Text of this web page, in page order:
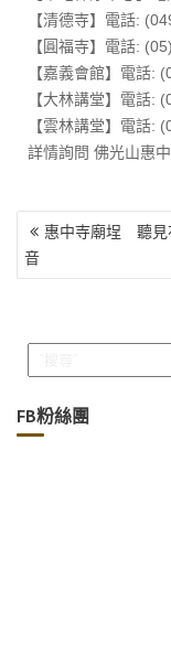
【清德寺】電話:
【圓福寺】電話:
【嘉義會館】電話
【大林講堂】電話
【雲林講堂】電話:
詳情詢問 佛光山惠
文
章
導
惠中寺廟埕 聽見
音
FB粉絲團